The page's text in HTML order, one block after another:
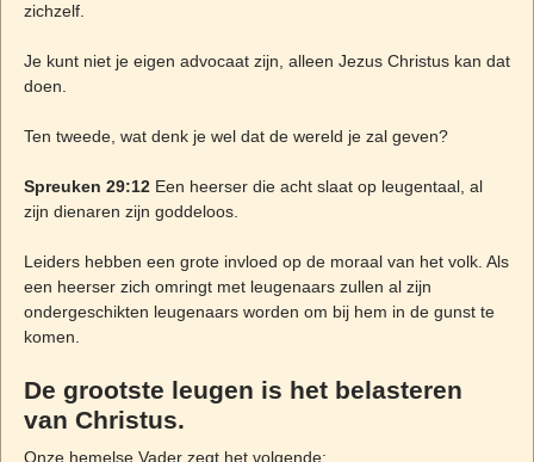
zichzelf.
Je kunt niet je eigen advocaat zijn, alleen Jezus Christus kan dat
doen.
Ten tweede, wat denk je wel dat de wereld je zal geven?
Spreuken 29:12Een heerser die acht slaat op leugentaal, al
zijn dienaren zijn goddeloos.
Leiders hebben een grote invloed op de moraal van het volk. Als
een heerser zich omringt met leugenaars zullen al zijn
ondergeschikten leugenaars worden om bij hem in de gunst te
komen.
De grootste leugen is het belasteren
van Christus.
Onze hemelse Vader zegt het volgende: